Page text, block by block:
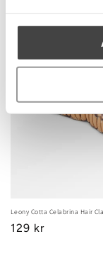
Leony Cotta Celabrina Hair
Regular
129 kr